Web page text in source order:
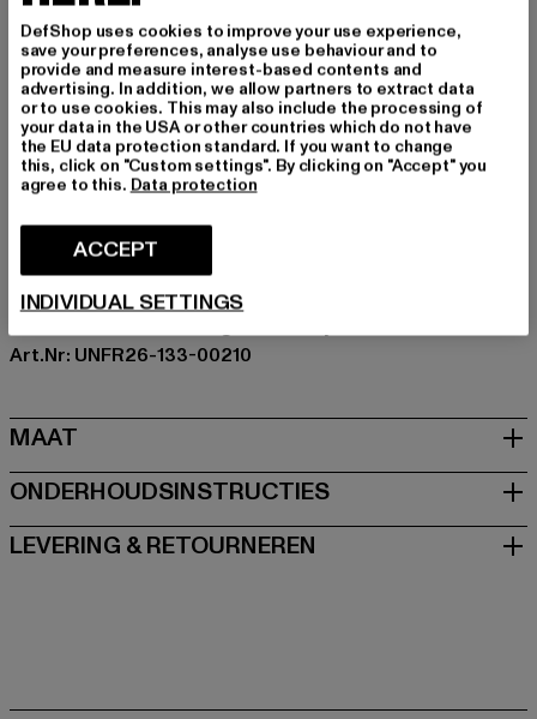
essential voor je streetwear-garderobe die kwaliteit en
een relaxte look optimaal combineert.
Gelegenheid: Sport, Alledaags, Comfortabel, Chillen,
Sportief, Vrije tijd
Details: Merklogo, Steekzak
Cut: Regelmatig
Kategori: Kleding
Kleur: blau
Kleur fabrikant: skyblue
Art.Nr: UNFR26-133-00210
MAAT
ONDERHOUDSINSTRUCTIES
LEVERING & RETOURNEREN
DefShop uses cookies to improve your use experience,
save your preferences, analyse use behaviour and to
provide and measure interest-based contents and
advertising. In addition, we allow partners to extract data
or to use cookies. This may also include the processing of
your data in the USA or other countries which do not have
the EU data protection standard. If you want to change
this, click on "Custom settings". By clicking on "Accept" you
agree to this. Data protection
ACCEPT
INDIVIDUAL SETTINGS